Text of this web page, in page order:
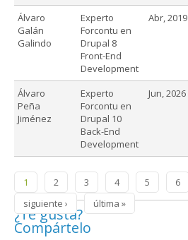
Álvaro
Galán
Galindo
Experto
Forcontu en
Drupal 8
Front-End
Development
Abr, 2019
Álvaro
Peña
Jiménez
Experto
Forcontu en
Drupal 10
Back-End
Development
Jun, 2026
Páginas
1 2 3 4 5 6
siguiente ›
última »
¿Te gusta?
Compártelo